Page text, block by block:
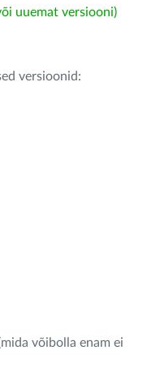
uuemat versiooni)
versioonid:
võibolla enam ei